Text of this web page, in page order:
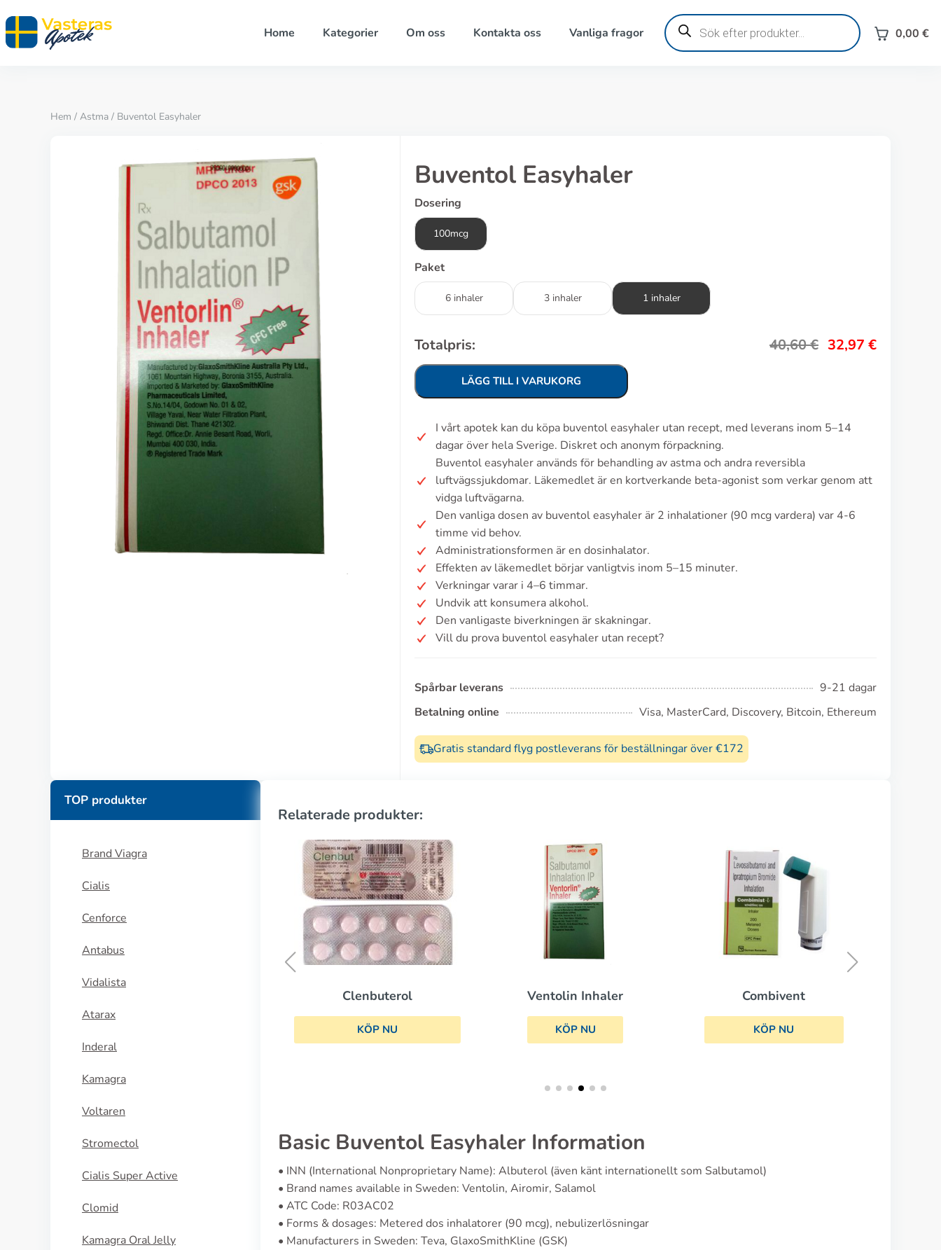
Home Kategorier Om oss Kontakta oss Vanliga fragor
Produktsökning
0,00 €
Hem / Astma / Buventol Easyhaler
Buventol Easyhaler
Dosering
100mcg
Paket
6 inhaler 3 inhaler 1 inhaler
Totalpris: 40,60€ 32,97 €
LÄGG TILL I VARUKORG
I vårt apotek kan du köpa buventol easyhaler utan recept, med leverans inom 5–14
dagar över hela Sverige. Diskret och anonym förpackning.
Buventol easyhaler används för behandling av astma och andra reversibla
luftvägssjukdomar. Läkemedlet är en kortverkande beta-agonist som verkar genom att
vidga luftvägarna.
Den vanliga dosen av buventol easyhaler är 2 inhalationer (90 mcg vardera) var 4-6
timme vid behov.
Administrationsformen är en dosinhalator.
Effekten av läkemedlet börjar vanligtvis inom 5–15 minuter.
Verkningar varar i 4–6 timmar.
Undvik att konsumera alkohol.
Den vanligaste biverkningen är skakningar.
Vill du prova buventol easyhaler utan recept?
Spårbar leverans
9-21 dagar
Betalning online
Visa, MasterCard, Discovery, Bitcoin, Ethereum
Gratis standard flyg postleverans för beställningar över €172
TOP produkter
Brand Viagra
Cialis
Cenforce
Antabus
Vidalista
Atarax
Inderal
Kamagra
Voltaren
Stromectol
Cialis Super Active
Clomid
Kamagra Oral Jelly
Relaterade produkter:
Clenbuterol
KÖP NU
Ventolin Inhaler
KÖP NU
Combivent
KÖP NU
Basic Buventol Easyhaler Information
• INN (International Nonproprietary Name): Albuterol (även känt internationellt som Salbutamol)
• Brand names available in Sweden: Ventolin, Airomir, Salamol
• ATC Code: R03AC02
• Forms & dosages: Metered dos inhalatorer (90 mcg), nebulizerlösningar
• Manufacturers in Sweden: Teva, GlaxoSmithKline (GSK)